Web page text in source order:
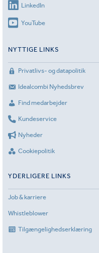
LinkedIn
YouTube
NYTTIGE LINKS
Privatlivs- og datapolitik
Idealcombi Nyhedsbrev
Find medarbejder
Kundeservice
Nyheder
Cookiepolitik
YDERLIGERE LINKS
Job & karriere
Whistleblower
Tilgængelighedserklæring